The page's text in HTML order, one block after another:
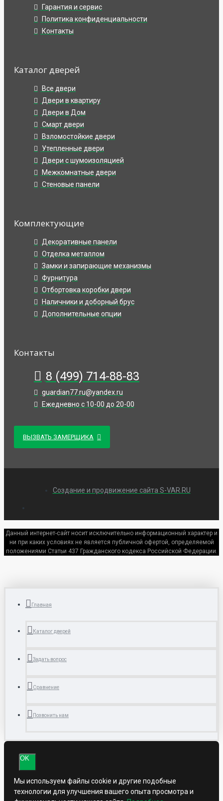
Гарантия и сервис
Политика конфиденциальности
Контакты
Каталог дверей
Все двери
Двери в квартиру
Двери в Дом
Смарт двери
Взломостойкие двери
Утепленные двери
Двери с шумоизоляцией
Межкомнатные двери
Стеновые панели
Комплектующие
Декоративные панели
Отделка металлом
Замки и запирающие механизмы
Фурнитура
Отбортовка коробки двери
Наличники и доборный брус
Дополнительные опции
Контакты
8 (499) 714-88-83
guardian77.ru@yandex.ru
Ежедневно с 10-00 до 20-00
ВЫЗВАТЬ ЗАМЕРЩИКА
Создание и продвижение сайта S-VAR.RU
Данный интернет-сайт носит исключительно информационный характер и
ни при каких условиях не является публичной офертой, определяемой
положениями Статьи 437 Гражданского кодекса Российской Федерации.
Главная
Каталог дверей
Задать вопрос
Сравнение
Позвонить нам
OK
Мы используем файлы cookie и другие подобные
технологии для улучшения вашего опыта просмотра и